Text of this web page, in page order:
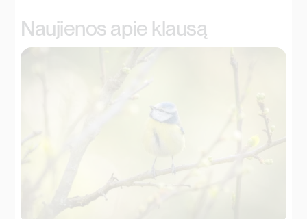
Naujienos apie klausą